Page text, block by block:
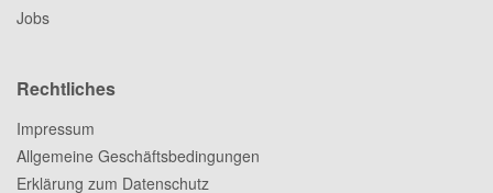
Jobs
Rechtliches
Impressum
Allgemeine Geschäftsbedingungen
Erklärung zum Datenschutz